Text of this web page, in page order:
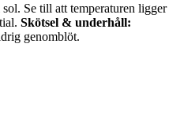
Se till att temperaturen ligger
Skötsel & underhåll:
genomblöt.